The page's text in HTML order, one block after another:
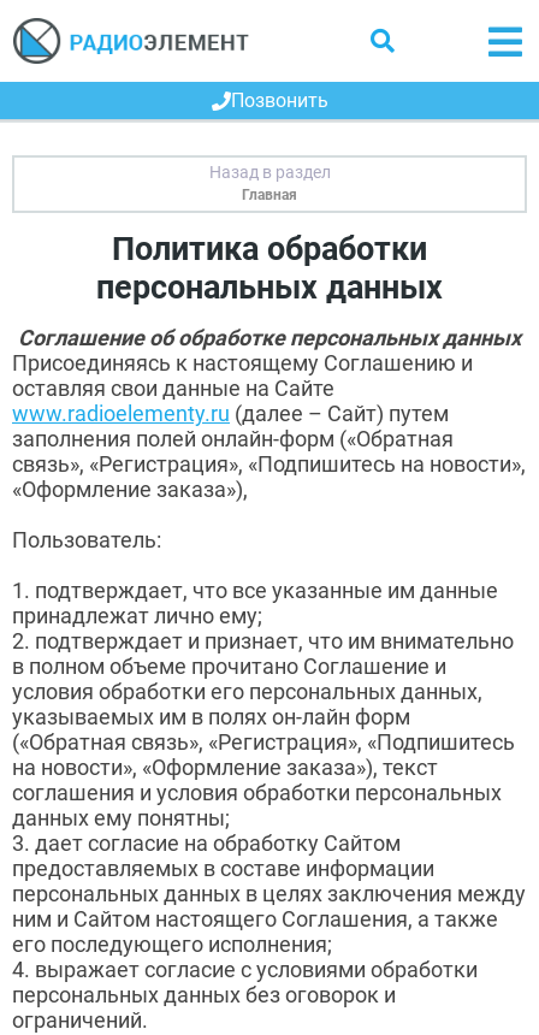
Позвонить
Главная
Политика обработки
персональных данных
Соглашение об обработке персональных данных
Присоединяясь к настоящему Соглашению и
оставляя свои данные на Сайте
www.radioelementy.ru (далее – Сайт) путем
заполнения полей онлайн-форм («Обратная
связь», «Регистрация», «Подпишитесь на новости»,
«Оформление заказа»),
Пользователь:
1. подтверждает, что все указанные им данные
принадлежат лично ему;
2. подтверждает и признает, что им внимательно
в полном объеме прочитано Соглашение и
условия обработки его персональных данных,
указываемых им в полях он-лайн форм
(«Обратная связь», «Регистрация», «Подпишитесь
на новости», «Оформление заказа»), текст
соглашения и условия обработки персональных
данных ему понятны;
3. дает согласие на обработку Сайтом
предоставляемых в составе информации
персональных данных в целях заключения между
ним и Сайтом настоящего Соглашения, а также
его последующего исполнения;
4. выражает согласие с условиями обработки
персональных данных без оговорок и
ограничений.